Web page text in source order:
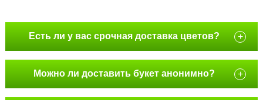
Есть ли у вас срочная доставка цветов? +
Можно ли доставить букет анонимно? +